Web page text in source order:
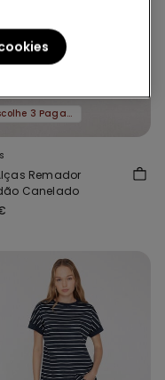
Escolhe 3 Paga 2
Remador
Canelado